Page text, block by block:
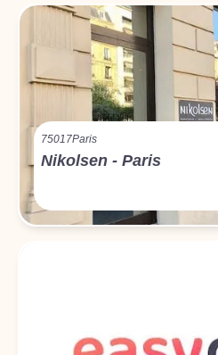
75017Paris
Nikolsen - Paris